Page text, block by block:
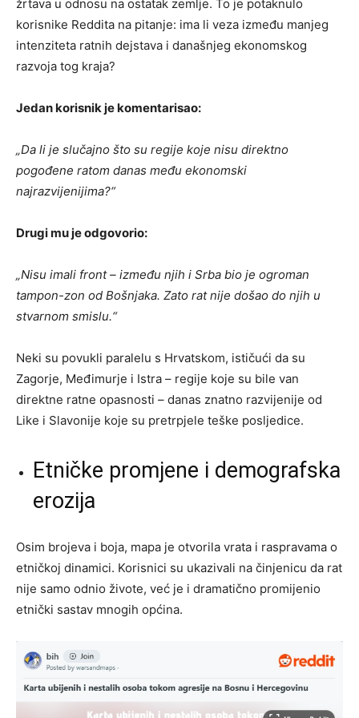
žrtava u odnosu na ostatak zemlje. To je potaknulo
korisnike Reddita na pitanje: ima li veza između manjeg
intenziteta ratnih dejstava i današnjeg ekonomskog
razvoja tog kraja?
Jedan korisnik je komentarisao:
„Da li je slučajno što su regije koje nisu direktno
pogođene ratom danas među ekonomski
najrazvijenijima?“
Drugi mu je odgovorio:
„Nisu imali front – između njih i Srba bio je ogroman
tampon-zon od Bošnjaka. Zato rat nije došao do njih u
stvarnom smislu.“
Neki su povukli paralelu s Hrvatskom, ističući da su
Zagorje, Međimurje i Istra – regije koje su bile van
direktne ratne opasnosti – danas znatno razvijenije od
Like i Slavonije koje su pretrpjele teške posljedice.
Etničke promjene i demografska
erozija
Osim brojeva i boja, mapa je otvorila vrata i raspravama o
etničkoj dinamici. Korisnici su ukazivali na činjenicu da rat
nije samo odnio živote, već je i dramatično promijenio
etnički sastav mnogih općina.